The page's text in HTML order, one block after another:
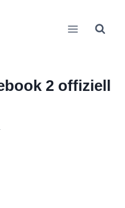
2 offiziell